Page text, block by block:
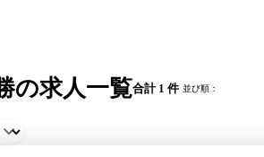
の求人一覧合計 1 件 並び順：